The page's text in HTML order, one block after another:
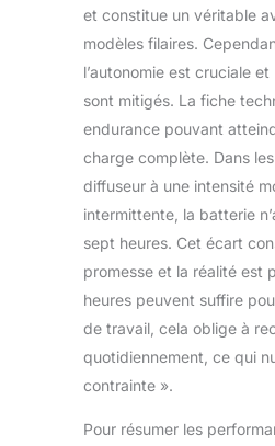
et constitue un véritable
modèles filaires.
l’autonomie est cruciale
sont mitigés. La fiche
endurance pouvant
charge complète. Dans
diffuseur à une intensité
intermittente, la batterie
sept heures. Cet écart
promesse et la réalité est
heures peuvent suffire
de travail, cela oblige à
quotidiennement, ce qui
contrainte ».
Pour résumer les